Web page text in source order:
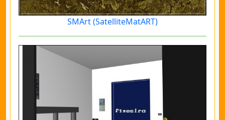
SMArt (SatelliteMatART)